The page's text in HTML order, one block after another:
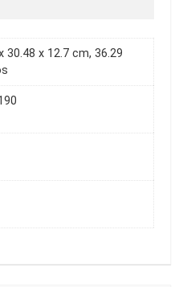
30.48 x 12.7 cm, 36.29